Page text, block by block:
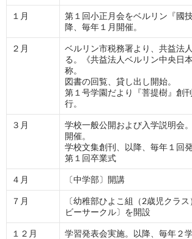
１月
第１回小正月会をベルリン『國
降、毎年１月開催。
２月
ベルリン市税務署より、共益法
る。《共益法人ベルリン中央日
称。
図書の回覧、貸し出し開始。
第１号学園だより『菩提樹』創
行。
３月
学校一般公開および入学説明会
開催。
学校文集創刊、以降、毎年１回発
第１回卒業式
４月 〔中学部〕開講
７月
〔幼稚部ひよこ組（2歳児クラ
ビーサークル〕を開設
１２月 学習発表会実施。以降、毎年２学